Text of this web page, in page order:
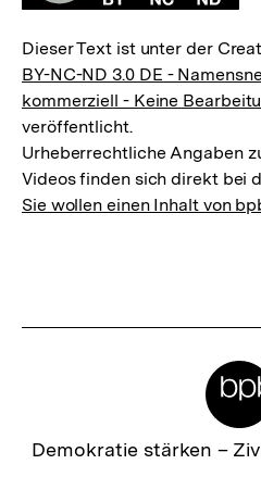
Dieser Text ist unter der
BY-NC-ND 3.0 DE -
kommerziell - Keine
veröffentlicht.
Urheberrechtliche Angaben
Videos finden sich direkt bei
Sie wollen einen Inhalt von
Zur
Demokratie stärken –